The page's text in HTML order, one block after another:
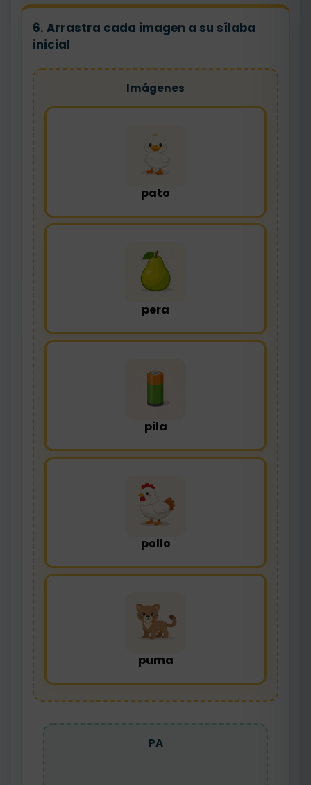
6. Arrastra cada imagen a su sílaba
inicial
Imágenes
pato
pera
pila
pollo
puma
PA